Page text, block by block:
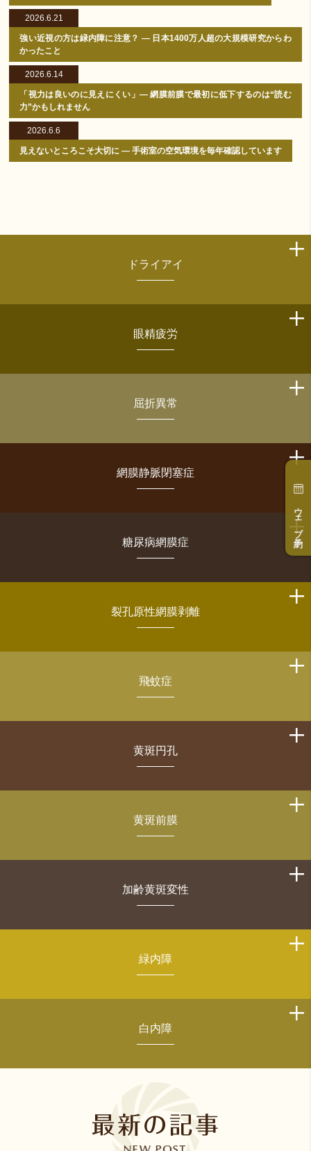
ウェブ予約
2026.6.21
強い近視の方は緑内障に注意？ ― 日本1400万人超の大規模研究からわ
かったこと
2026.6.14
「視力は良いのに見えにくい」― 網膜前膜で最初に低下するのは“読む
力”かもしれません
2026.6.6
見えないところこそ大切に ― 手術室の空気環境を毎年確認しています
ドライアイ
眼精疲労
屈折異常
網膜静脈閉塞症
糖尿病網膜症
裂孔原性網膜剥離
飛蚊症
黄斑円孔
黄斑前膜
加齢黄斑変性
緑内障
白内障